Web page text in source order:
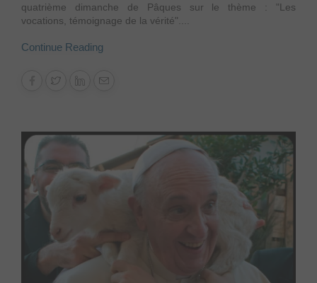
quatrième dimanche de Pâques sur le thème : "Les
vocations, témoignage de la vérité"....
Continue Reading